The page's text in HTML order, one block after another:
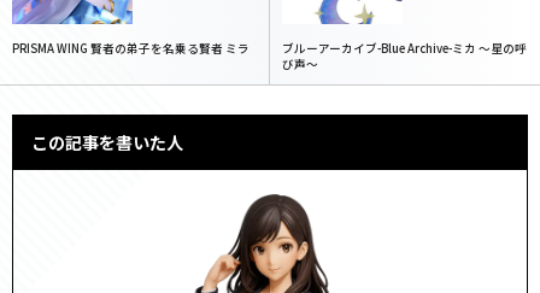
PRISMA WING 賢者の弟子を名乗る賢者 ミラ
ブルーアーカイブ-Blue Archive-ミカ 〜星の呼
び声〜
この記事を書いた人